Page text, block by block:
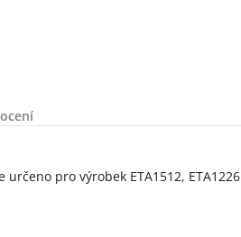
pro výrobek ETA1512, ETA1226